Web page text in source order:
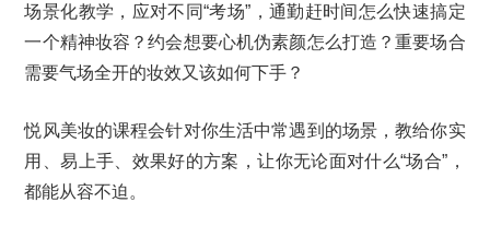
场景化教学，应对不同“考场”，通勤赶时间怎么快速搞定
一个精神妆容？约会想要心机伪素颜怎么打造？重要场合
需要气场全开的妆效又该如何下手？
悦风美妆的课程会针对你生活中常遇到的场景，教给你实
用、易上手、效果好的方案，让你无论面对什么“场合”，
都能从容不迫。